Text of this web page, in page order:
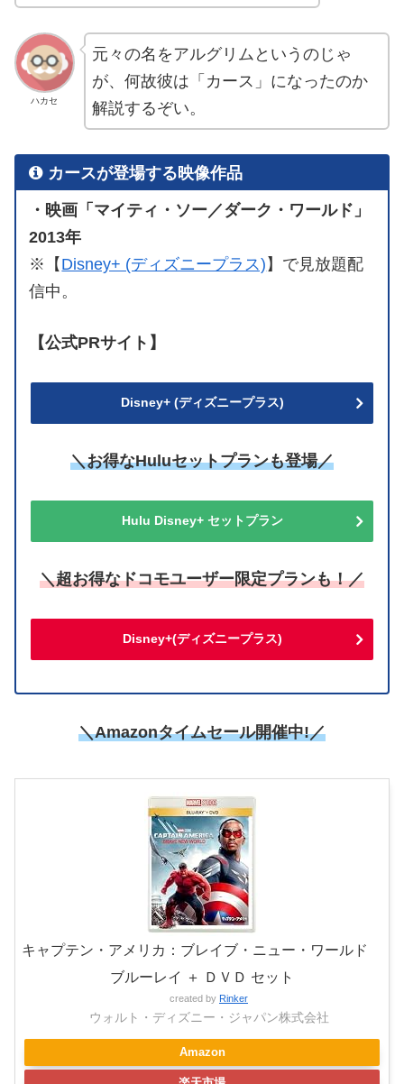
ハカセ
元々の名をアルグリムというのじゃ
が、何故彼は「カース」になったのか
解説するぞい。
カースが登場する映像作品
・映画「マイティ・ソー／ダーク・ワールド」
2013年
※【 Disney+ (ディズニープラス) 】で見放題配
信中。
【公式PRサイト】
Disney+ (ディズニープラス)
＼お得なHuluセットプランも登場／
Hulu Disney+ セットプラン
＼超お得なドコモユーザー限定プランも！／
Disney+(ディズニープラス)
＼Amazonタイムセール開催中!／
キャプテン・アメリカ：ブレイブ・ニュー・ワールド
ブルーレイ ＋ ＤＶＤ セット
created by Rinker
ウォルト・ディズニー・ジャパン株式会社
Amazon